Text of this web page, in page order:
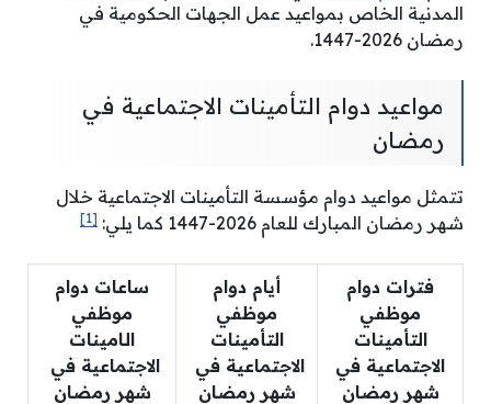
المدنية الخاص بمواعيد عمل الجهات الحكومية في
رمضان 2026-1447.
مواعيد دوام التأمينات الاجتماعية في
رمضان
تتمثل مواعيد دوام مؤسسة التأمينات الاجتماعية خلال
شهر رمضان المبارك للعام 2026-1447 كما يلي:
[1]
فترات دوام
موظفي
التأمينات
الاجتماعية في
شهر رمضان
أيام دوام
موظفي
التأمينات
الاجتماعية في
شهر رمضان
ساعات دوام
موظفي
الـامينات
الاجتماعية في
شهر رمضان